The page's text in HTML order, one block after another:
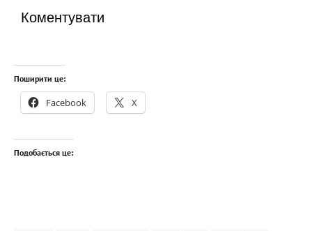
Коментувати
Поширити це:
Facebook X
Подобається це: